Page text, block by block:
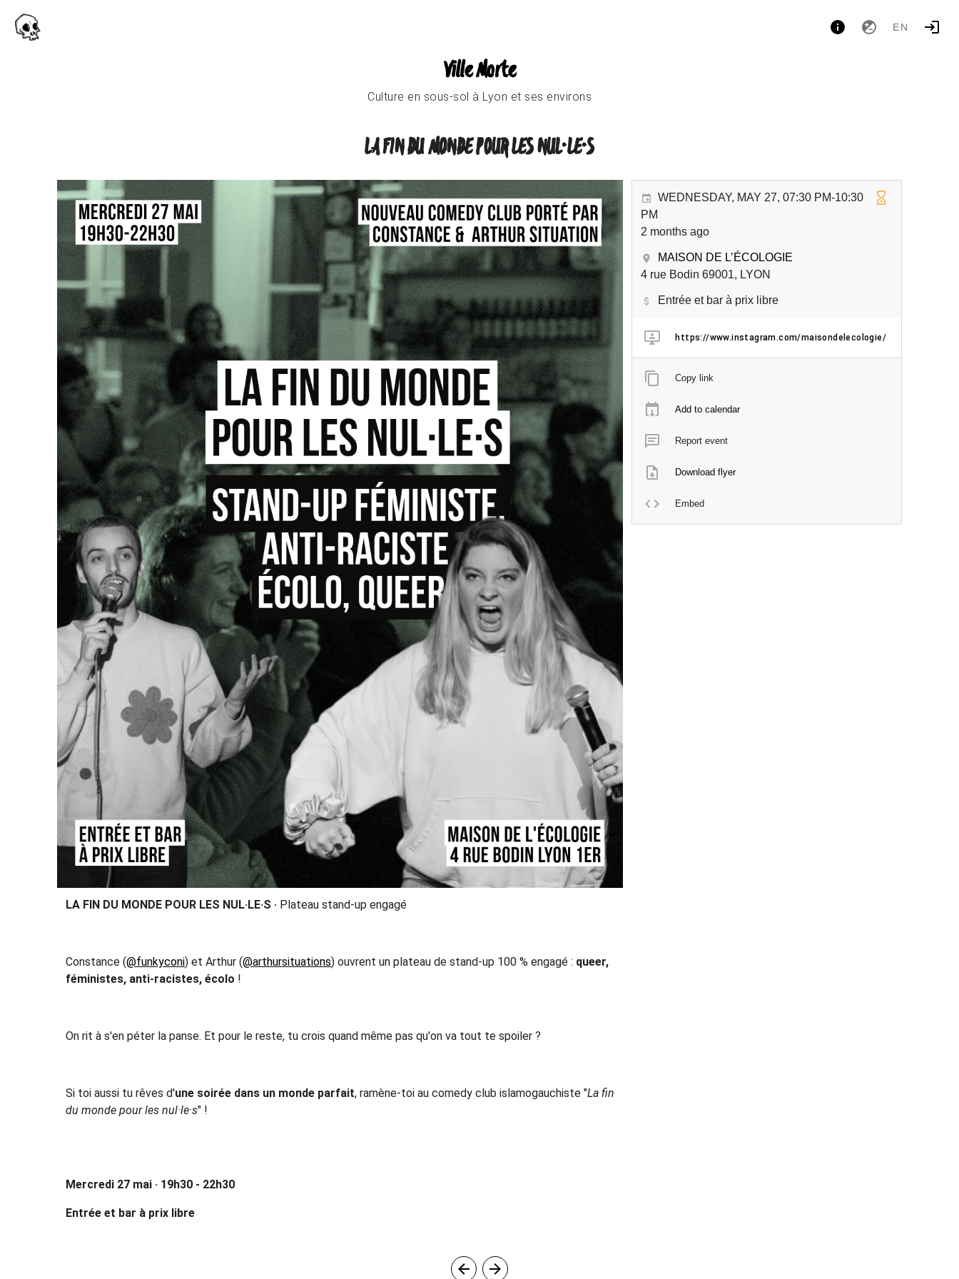
EN
Ville Morte
Culture en sous-sol à Lyon et ses environs
LA FIN DU MONDE POUR LES NUL·LE·S
LA FIN DU MONDE POUR LES NUL·LE·S · Plateau stand-up engagé
Constance (@funkyconi) et Arthur (@arthursituations) ouvrent un plateau de stand-up 100 % engagé : queer,
féministes, anti-racistes, écolo !
On rit à s'en péter la panse. Et pour le reste, tu crois quand même pas qu'on va tout te spoiler ?
Si toi aussi tu rêves d'une soirée dans un monde parfait, ramène-toi au comedy club islamogauchiste "La fin
du monde pour les nul·le·s" !
Mercredi 27 mai · 19h30 - 22h30
Entrée et bar à prix libre
WEDNESDAY, MAY 27, 07:30 PM-10:30
PM
2 months ago
MAISON DE L’ÉCOLOGIE
4 rue Bodin 69001, LYON
Entrée et bar à prix libre
https://www.instagram.com/maisondelecologie/
Copy link
Add to calendar
Report event
Download flyer
Embed